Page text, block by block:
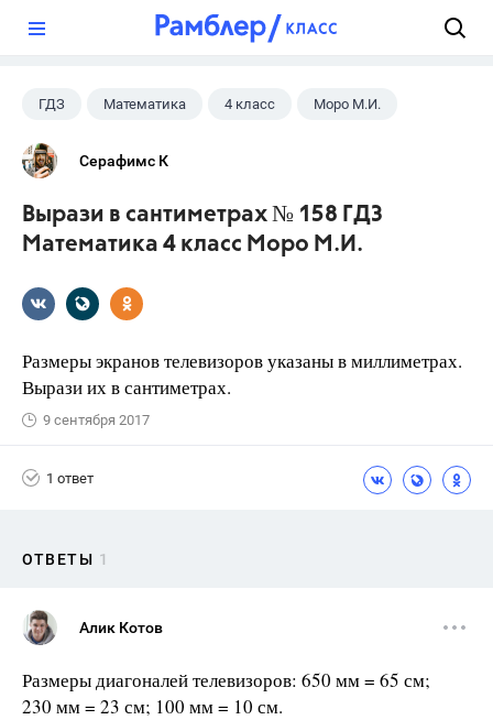
ГДЗ Математика 4 класс Моро М.И.
Серафимс К
Вырази в сантиметрах № 158 ГДЗ
Математика 4 класс Моро М.И.
Размеры экранов телевизоров указаны в миллиметрах.
Вырази их в сантиметрах.
9 сентября 2017
1 ответ
ОТВЕТЫ 1
Алик Котов
Размеры диагоналей телевизоров: 650 мм = 65 см;
230 мм = 23 см; 100 мм = 10 см.